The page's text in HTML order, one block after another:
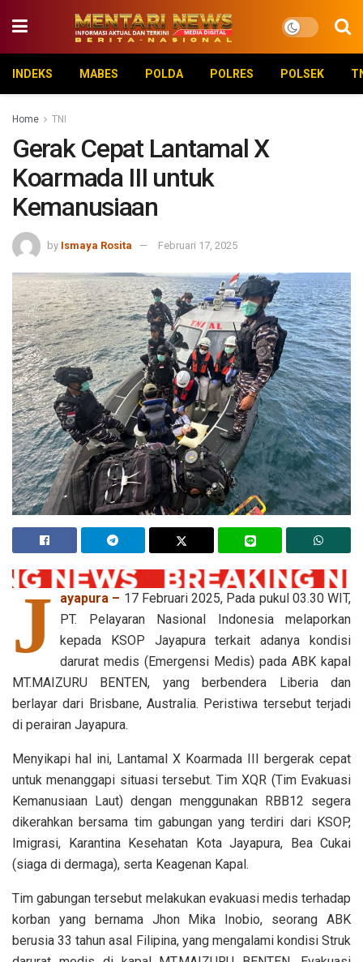
INDEKS MABES POLDA POLRES POLSEK
Home TNI
Gerak Cepat Lantamal X
Koarmada III untuk
Kemanusiaan
by Ismaya Rosita Februari 17, 2025
J ayapura – 17 Februari 2025, Pada pukul 03.30 WIT,
PT. Pelayaran Nasional Indonesia melaporkan
kepada KSOP Jayapura terkait adanya kondisi
darurat medis (Emergensi Medis) pada ABK kapal
MT.MAIZURU BENTEN, yang berbendera Liberia dan
berlayar dari Brisbane, Australia. Peristiwa tersebut terjadi
di perairan Jayapura.
Menyikapi hal ini, Lantamal X Koarmada III bergerak cepat
untuk menanggapi situasi tersebut. Tim XQR (Tim Evakuasi
Kemanusiaan Laut) dengan menggunakan RBB12 segera
dikerahkan bersama tim gabungan yang terdiri dari KSOP,
Imigrasi, Karantina Kesehatan Kota Jayapura, Bea Cukai
(siaga di dermaga), serta Keagenan Kapal.
Tim gabungan tersebut melakukan evakuasi medis terhadap
korban yang bernama Jhon Mika Inobio, seorang ABK
berusia 33 tahun asal Filipina, yang mengalami kondisi Struk